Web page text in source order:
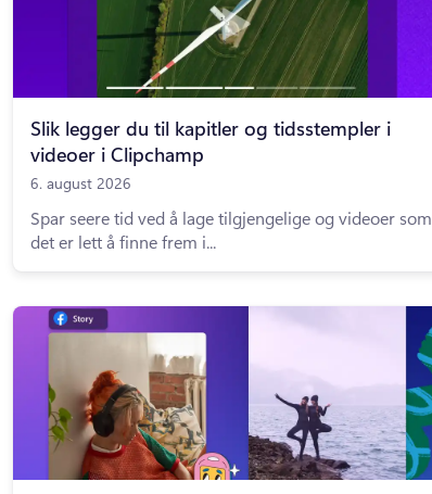
Slik legger du til kapitler og tidsstempler i
videoer i Clipchamp
6. august 2026
Spar seere tid ved å lage tilgjengelige og videoer som
det er lett å finne frem i...